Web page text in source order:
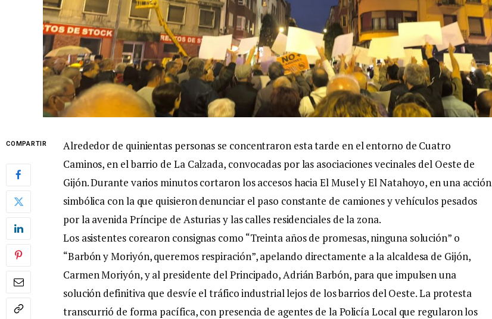
COMPARTIR
Alrededor de quinientas personas se concentraron esta tarde en el entorno de Cuatro
Caminos, en el barrio de La Calzada, convocadas por las asociaciones vecinales del Oeste de
Gijón. Durante varios minutos cortaron los accesos hacia El Musel y El Natahoyo, en una acción
simbólica con la que quisieron denunciar el paso constante de camiones y vehículos pesados
por la avenida Príncipe de Asturias y las calles residenciales de la zona.
Los asistentes corearon consignas como “Treinta años de promesas, ninguna solución” o
“Barbón y Moriyón, queremos respiración”, apelando directamente a la alcaldesa de Gijón,
Carmen Moriyón, y al presidente del Principado, Adrián Barbón, para que impulsen una
solución definitiva que desvíe el tráfico industrial lejos de los barrios del Oeste. La protesta
transcurrió de forma pacífica, con presencia de agentes de la Policía Local que regularon los